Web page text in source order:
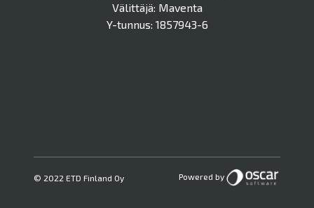
Välittäjä: Maventa
Y-tunnus: 1857943-6
© 2022 ETD Finland Oy Powered by